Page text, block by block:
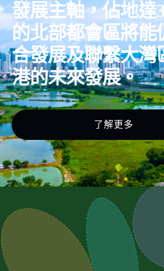
發展主軸，佔地達
的北部都會區將能
合發展及聯繫大灣
港的未來發展。
了解更多